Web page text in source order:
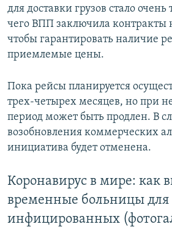
для доставки грузов стало очень
чего ВПП заключила контракты
чтобы гарантировать наличие
приемлемые цены.
Пока рейсы планируется
трех-четырех месяцев, но при
период может быть продлен. В
возобновления коммерческих
инициатива будет отменена.
Коронавирус в мире: как
временные больницы для
инфицированных